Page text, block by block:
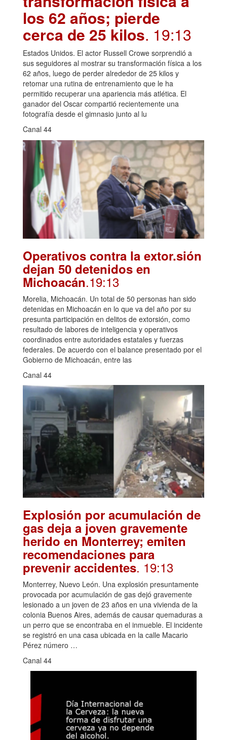
los 62 años; pierde
cerca de 25 kilos. 19:13
Estados Unidos. El actor Russell Crowe sorprendió a
sus seguidores al mostrar su transformación física a los
62 años, luego de perder alrededor de 25 kilos y
retomar una rutina de entrenamiento que le ha
permitido recuperar una apariencia más atlética. El
ganador del Oscar compartió recientemente una
fotografía desde el gimnasio junto al lu
Canal 44
Operativos contra la extor.sión
dejan 50 detenidos en
Michoacán.19:13
Morelia, Michoacán. Un total de 50 personas han sido
detenidas en Michoacán en lo que va del año por su
presunta participación en delitos de extorsión, como
resultado de labores de inteligencia y operativos
coordinados entre autoridades estatales y fuerzas
federales. De acuerdo con el balance presentado por el
Gobierno de Michoacán, entre las
Canal 44
Explosión por acumulación de
gas deja a joven gravemente
herido en Monterrey; emiten
recomendaciones para
prevenir accidentes. 19:13
Monterrey, Nuevo León. Una explosión presuntamente
provocada por acumulación de gas dejó gravemente
lesionado a un joven de 23 años en una vivienda de la
colonia Buenos Aires, además de causar quemaduras a
un perro que se encontraba en el inmueble. El incidente
se registró en una casa ubicada en la calle Macario
Pérez número …
Canal 44